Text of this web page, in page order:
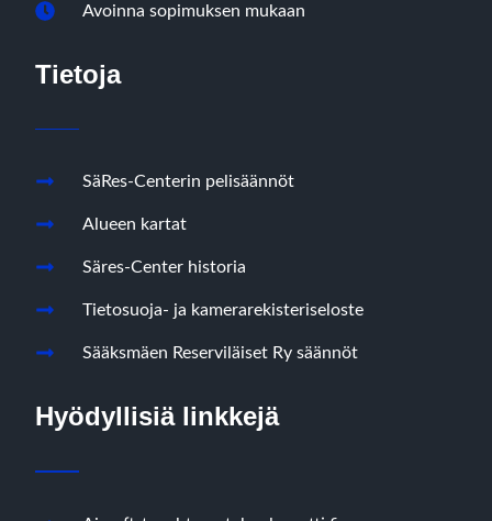
Avoinna sopimuksen mukaan
Tietoja
SäRes-Centerin pelisäännöt
Alueen kartat
Säres-Center historia
Tietosuoja- ja kamerarekisteriseloste
Sääksmäen Reserviläiset Ry säännöt
Hyödyllisiä linkkejä